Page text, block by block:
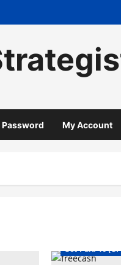
Password My Account
Get-Paid-To